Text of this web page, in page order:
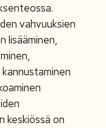
vahvuuksien
lisääminen,
keskiössä on